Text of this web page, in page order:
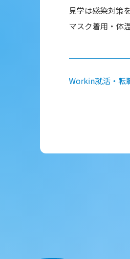
見学は感染対策
マスク着用・体
投稿ナビゲーシ